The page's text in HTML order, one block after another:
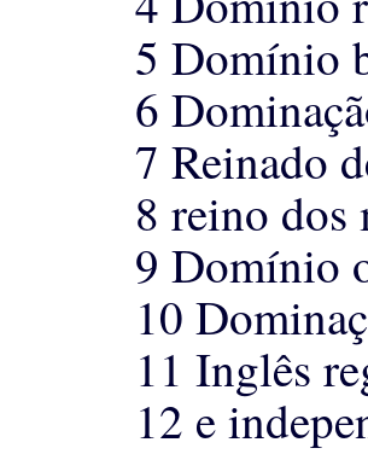
5 Domínio
6
7 Reinado
8 reino dos
9 Domínio
10
11 Inglês
12 e